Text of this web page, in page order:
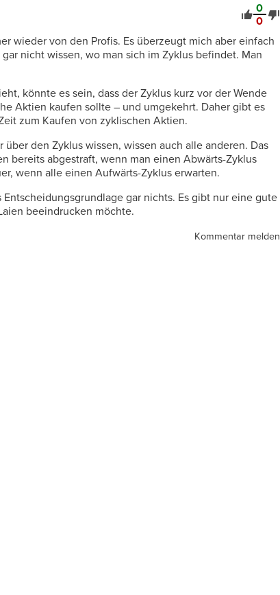
0
0
wieder von den Profis. Es überzeugt mich aber einfach
nicht wissen, wo man sich im Zyklus befindet. Man
könnte es sein, dass der Zyklus kurz vor der Wende
Aktien kaufen sollte – und umgekehrt. Daher gibt es
zum Kaufen von zyklischen Aktien.
den Zyklus wissen, wissen auch alle anderen. Das
bereits abgestraft, wenn man einen Abwärts-Zyklus
wenn alle einen Aufwärts-Zyklus erwarten.
gar nichts. Es gibt nur eine gute
beeindrucken möchte.
Kommentar melden